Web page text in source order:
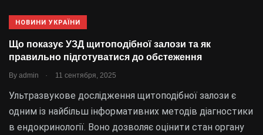
НОВИНИ УКРАЇНИ
Що показує УЗД щитоподібної залози та як
правильно підготуватися до обстеження
By admin . 11 сентября, 2025
Ультразвукове дослідження щитоподібної залози є
одним із найбільш інформативних методів діагностики
в ендокринології. Воно дозволяє оцінити стан органу